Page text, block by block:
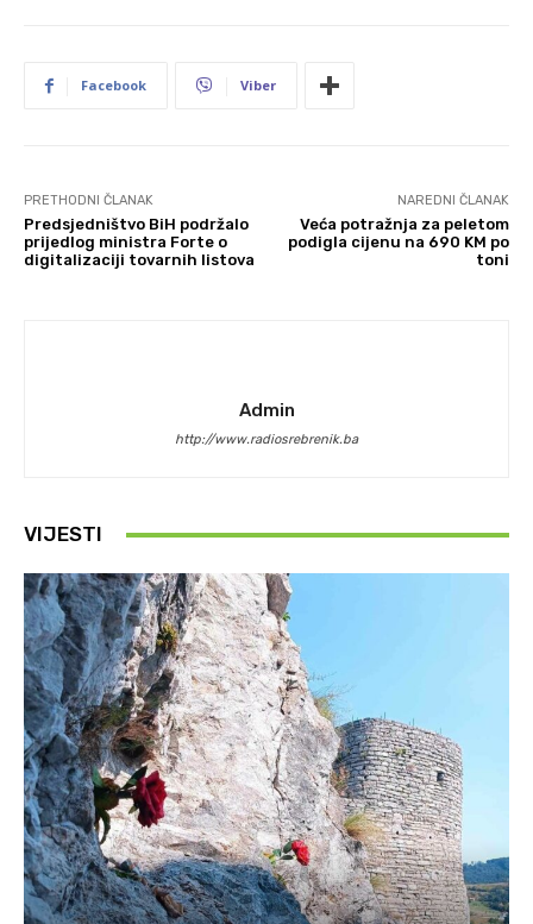
Facebook Viber
PRETHODNI ČLANAK
Predsjedništvo BiH podržalo
prijedlog ministra Forte o
digitalizaciji tovarnih listova
NAREDNI ČLANAK
Veća potražnja za peletom
podigla cijenu na 690 KM po
toni
Admin
http://www.radiosrebrenik.ba
VIJESTI